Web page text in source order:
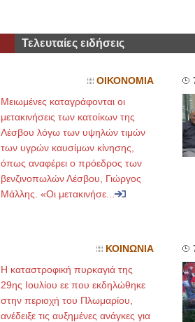
Τελευταίες ειδήσεις
ΟΙΚΟΝΟΜΙΑ
Μειωμένες καταγράφονται οι
μετακινήσεις των κατοίκων της
Λέσβου λόγω των υψηλών τιμών
των υγρών καυσίμων κίνησης,
όπως αναφέρει ο πρόεδρος των
βενζινοπωλών Λέσβου, Γιώργος
Μάλλης. «Οι μετακινήσε...
ΚΟΙΝΩΝΙΑ
Η καταστροφική πυρκαγιά της
29ης Ιουλίου εε που εκδηλώθηκε
στην περιοχή του Πλωμαρίου,
ανέδειξε τις αυξημένες ανάγκες για